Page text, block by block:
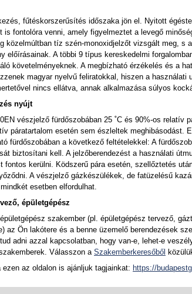
fűtéskorszerűsítés időszaka jön el. Nyitott
is fontolóra venni, amely figyelmeztet a levegő
közelmúltban tíz szén-monoxidjelzőt vizsgált meg, s
előírásainak. A többi 9 típus kereskedelmi
követelményeknek. A megbízható érzékelés és a
magyar nyelvű feliratokkal, hiszen a használati
nincs ellátva, annak alkalmazása súlyos
nyújt
vészjelző fürdőszobában 25 ˚C és 90%-os relatív
páratartalom esetén sem észleltek meghibásodást.
fürdőszobában a következő feltételekkel: A
biztosítani kell. A jelzőberendezést a használati
fontos kerülni. Ködszerű pára esetén, szellőztetés
A vészjelző gázkészülékek, de fatüzelésű
esetben elfordulhat.
épületgépész
szakember (pl. épületgépész tervező,
az Ön lakótere és a benne üzemelő berendezések
adni azzal kapcsolatban, hogy van-e, lehet-e
Válasszon a Szakemberkeresőből
az oldalon is ajánljuk tagjainkat: https://